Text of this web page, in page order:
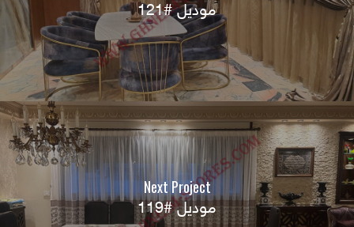
موديل #121
Next Project
موديل #119